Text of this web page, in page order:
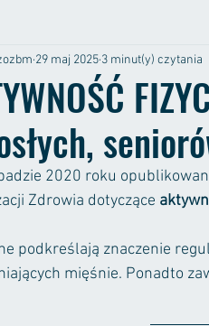
29 maj 2025 3 minut(y) czytania
2020 roku
Zdrowia dotyczące
podkreślają znaczenie
mięśnie. Ponadto